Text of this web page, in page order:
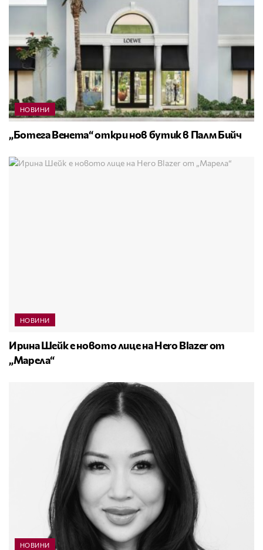
НОВИНИ
„Ботега Венета“ откри нов бутик в Палм Бийч
НОВИНИ
Ирина Шейк е новото лице на Hero Blazer от
„Марела“
НОВИНИ